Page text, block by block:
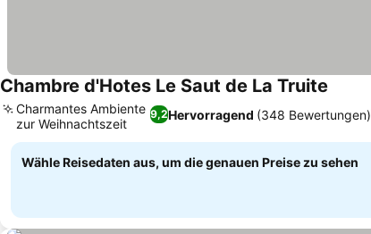
Chambre d'Hotes Le Saut de La Truite
9,2Hervorragend (348 Bewertungen)
Charmantes Ambiente
zur Weihnachtszeit
Wähle Reisedaten aus, um die genauen Preise zu sehen